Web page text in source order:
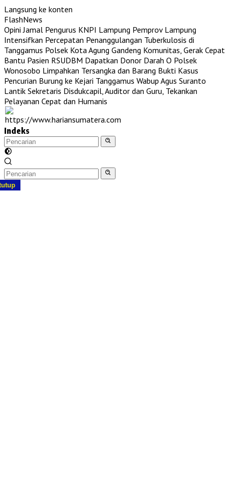
Langsung ke konten
FlashNews
Opini Jamal Pengurus KNPI Lampung Pemprov Lampung
Intensifkan Percepatan Penanggulangan Tuberkulosis di
Tanggamus Polsek Kota Agung Gandeng Komunitas, Gerak Cepat
Bantu Pasien RSUDBM Dapatkan Donor Darah O Polsek
Wonosobo Limpahkan Tersangka dan Barang Bukti Kasus
Pencurian Burung ke Kejari Tanggamus Wabup Agus Suranto
Lantik Sekretaris Disdukcapil, Auditor dan Guru, Tekankan
Pelayanan Cepat dan Humanis
Indeks